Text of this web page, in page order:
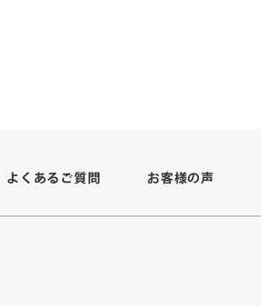
よくあるご質問 お客様の声